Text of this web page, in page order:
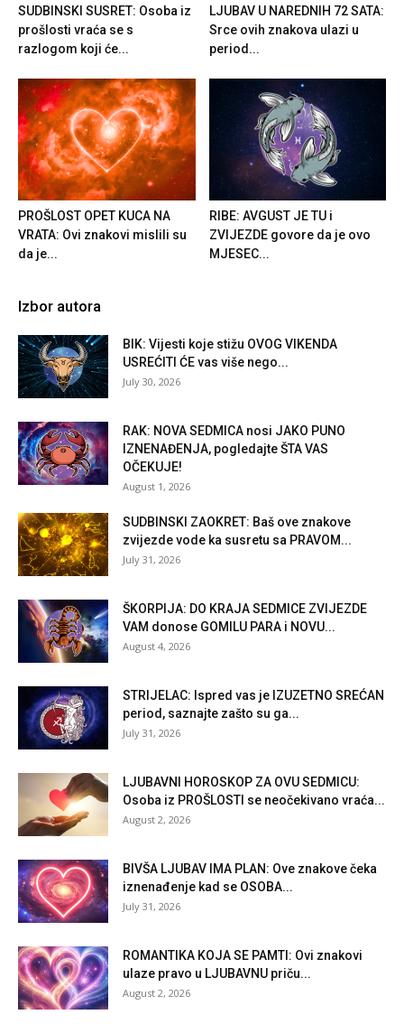
SUDBINSKI SUSRET: Osoba iz
prošlosti vraća se s
razlogom koji će...
LJUBAV U NAREDNIH 72 SATA:
Srce ovih znakova ulazi u
period...
PROŠLOST OPET KUCA NA
VRATA: Ovi znakovi mislili su
da je...
RIBE: AVGUST JE TU i
ZVIJEZDE govore da je ovo
MJESEC...
Izbor autora
BIK: Vijesti koje stižu OVOG VIKENDA
USREĆITI ĆE vas više nego...
July 30, 2026
RAK: NOVA SEDMICA nosi JAKO PUNO
IZNENAĐENJA, pogledajte ŠTA VAS
OČEKUJE!
August 1, 2026
SUDBINSKI ZAOKRET: Baš ove znakove
zvijezde vode ka susretu sa PRAVOM...
July 31, 2026
ŠKORPIJA: DO KRAJA SEDMICE ZVIJEZDE
VAM donose GOMILU PARA i NOVU...
August 4, 2026
STRIJELAC: Ispred vas je IZUZETNO SREĆAN
period, saznajte zašto su ga...
July 31, 2026
LJUBAVNI HOROSKOP ZA OVU SEDMICU:
Osoba iz PROŠLOSTI se neočekivano vraća...
August 2, 2026
BIVŠA LJUBAV IMA PLAN: Ove znakove čeka
iznenađenje kad se OSOBA...
July 31, 2026
ROMANTIKA KOJA SE PAMTI: Ovi znakovi
ulaze pravo u LJUBAVNU priču...
August 2, 2026